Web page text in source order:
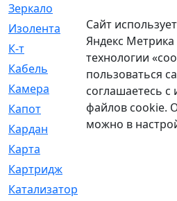
Зеркало
Изолента
[1]
К-т
[13]
Кабель
[50]
Камера
[4]
Капот
[144]
Кардан
[131]
Карта
Картридж
Катализатор
Сайт
Яндекс
технологии
пользоваться
соглашаетесь
файлов cookie.
можно в